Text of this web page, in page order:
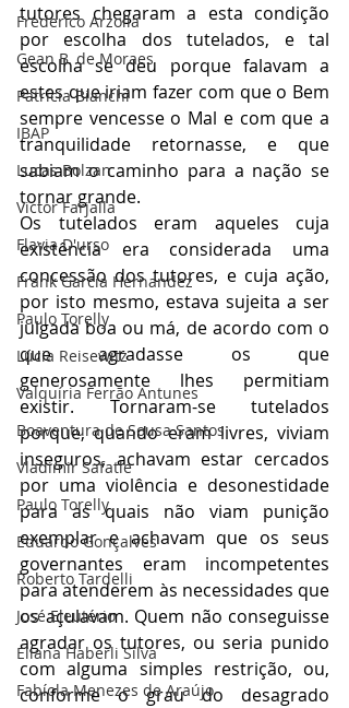
Frederico Arzolla
Gean B. de Moraes
Patrícia Bianchi
IBAP
Lucas Bolzan
Victor Farjalla
Flavia D'urso
Frank García Hernandez
Paulo Torelly
Lúcia Reisewitz
Valquíria Ferrão Antunes
Boaventura de Sousa Santos
Vladimir Safatle
Paulo Torelly
Eduardo Gonçalves
Roberto Tardelli
José Eleutério
Eliana Haberli Silva
Fabíola Menezes de Araújo
tutores chegaram a esta condição
por escolha dos tutelados, e tal
escolha se deu porque falavam a
estes que iriam fazer com que o Bem
sempre vencesse o Mal e com que a
tranquilidade retornasse, e que
sabiam o caminho para a nação se
tornar grande.
Os tutelados eram aqueles cuja
existência era considerada uma
concessão dos tutores, e cuja ação,
por isto mesmo, estava sujeita a ser
julgada boa ou má, de acordo com o
que agradasse os que
generosamente lhes permitiam
existir. Tornaram-se tutelados
porque, quando eram livres, viviam
inseguros, achavam estar cercados
por uma violência e desonestidade
para as quais não viam punição
exemplar e achavam que os seus
governantes eram incompetentes
para atenderem às necessidades que
os açulavam. Quem não conseguisse
agradar os tutores, ou seria punido
com alguma simples restrição, ou,
conforme o grau do desagrado